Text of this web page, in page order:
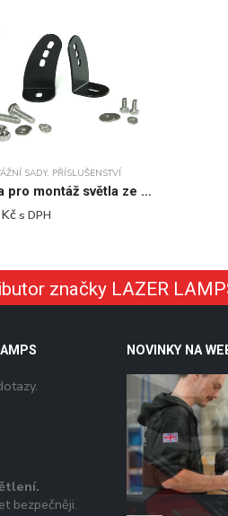
SADY, PŘÍSLUŠENSTVÍ
Sada pro montáž světla ze stran
Kčs DPH
značky LAZER
bezpečněji.
NOVINKY NA